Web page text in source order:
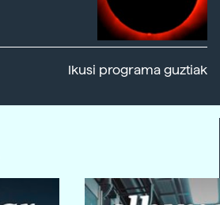
Ikusi programa guztiak